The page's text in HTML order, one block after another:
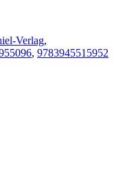
Verlag,
, 9783945515952